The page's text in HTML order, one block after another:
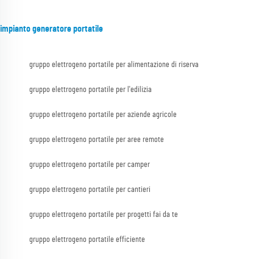
impianto generatore portatile
gruppo elettrogeno portatile per alimentazione di riserva
gruppo elettrogeno portatile per l'edilizia
gruppo elettrogeno portatile per aziende agricole
gruppo elettrogeno portatile per aree remote
gruppo elettrogeno portatile per camper
gruppo elettrogeno portatile per cantieri
gruppo elettrogeno portatile per progetti fai da te
gruppo elettrogeno portatile efficiente